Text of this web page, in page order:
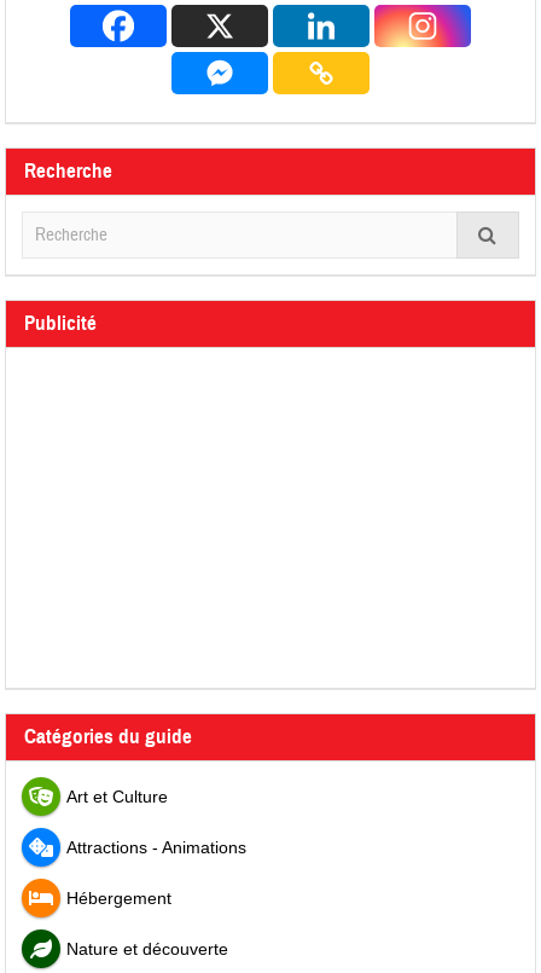
Recherche
Publicité
Catégories du guide
Art et Culture
Attractions - Animations
Hébergement
Nature et découverte